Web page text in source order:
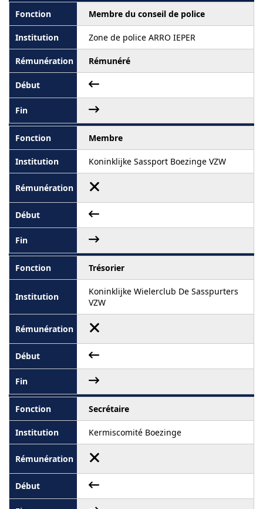
Membre du conseil de police
Zone de police ARRO IEPER
Rémunéré
Membre
Koninklijke Sassport Boezinge VZW
Trésorier
Koninklijke Wielerclub De Sasspurters
VZW
Secrétaire
Kermiscomité Boezinge